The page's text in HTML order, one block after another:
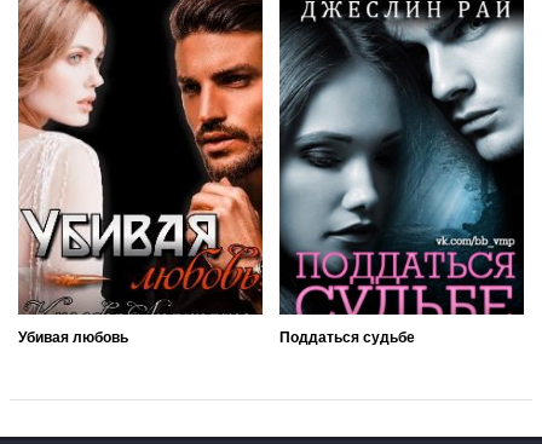
Убивая любовь Поддаться судьбе